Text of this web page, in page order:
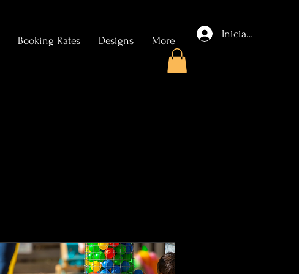
Booking Rates Designs More
Iniciar sesión